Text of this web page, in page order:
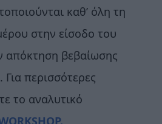
καθ’ όλη τη
στην είσοδο του
απόκτηση βεβαίωσης
περισσότερες
το αναλυτικό